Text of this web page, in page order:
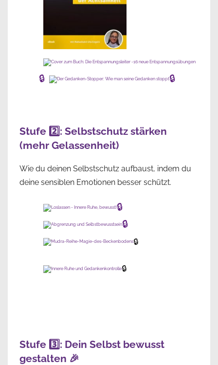
🔒 🔒
Stufe 2️⃣: Selbstschutz stärken
(mehr Gelassenheit)
Wie du deinen Selbstschutz aufbaust, indem du
deine sensiblen Emotionen besser schützt.
🔒
🔒
🔒
🔒
Stufe 3️⃣: Dein Selbst bewusst
gestalten 🎉